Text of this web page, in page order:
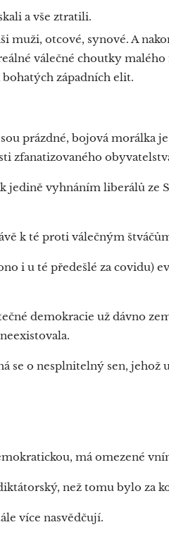
a vše ztratili.
muži, otcové, synové. A
válečné choutky
západních elit.
prázdné, bojová morálka
zfanatizovaného
jedině vyhnáním liberálů ze
k té proti válečným
i u té předešlé za covidu)
demokracie už dávno
se o nesplnitelný sen, jehož
má omezené
než tomu bylo za
více nasvědčují.